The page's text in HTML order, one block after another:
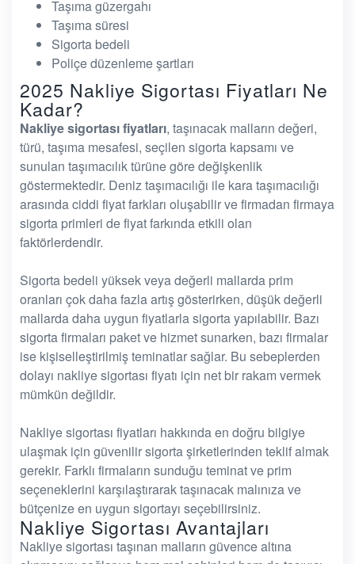
Taşıma güzergahı
Taşıma süresi
Sigorta bedeli
Poliçe düzenleme şartları
2025 Nakliye Sigortası Fiyatları Ne
Kadar?
Nakliye sigortası fiyatları, taşınacak malların değeri,
türü, taşıma mesafesi, seçilen sigorta kapsamı ve
sunulan taşımacılık türüne göre değişkenlik
göstermektedir. Deniz taşımacılığı ile kara taşımacılığı
arasında ciddi fiyat farkları oluşabilir ve firmadan firmaya
sigorta primleri de fiyat farkında etkili olan
faktörlerdendir.
Sigorta bedeli yüksek veya değerli mallarda prim
oranları çok daha fazla artış gösterirken, düşük değerli
mallarda daha uygun fiyatlarla sigorta yapılabilir. Bazı
sigorta firmaları paket ve hizmet sunarken, bazı firmalar
ise kişiselleştirilmiş teminatlar sağlar. Bu sebeplerden
dolayı nakliye sigortası fiyatı için net bir rakam vermek
mümkün değildir.
Nakliye sigortası fiyatları hakkında en doğru bilgiye
ulaşmak için güvenilir sigorta şirketlerinden teklif almak
gerekir. Farklı firmaların sunduğu teminat ve prim
seçeneklerini karşılaştırarak taşınacak malınıza ve
bütçenize en uygun sigortayı seçebilirsiniz.
Nakliye Sigortası Avantajları
Nakliye sigortası taşınan malların güvence altına